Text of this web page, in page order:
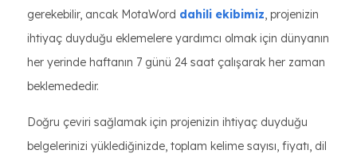
gerekebilir, ancak MotaWord dahili ekibimiz, projenizin
ihtiyaç duyduğu eklemelere yardımcı olmak için dünyanın
her yerinde haftanın 7 günü 24 saat çalışarak her zaman
beklemededir.
Doğru çeviri sağlamak için projenizin ihtiyaç duyduğu
belgelerinizi yüklediğinizde, toplam kelime sayısı, fiyatı, dil